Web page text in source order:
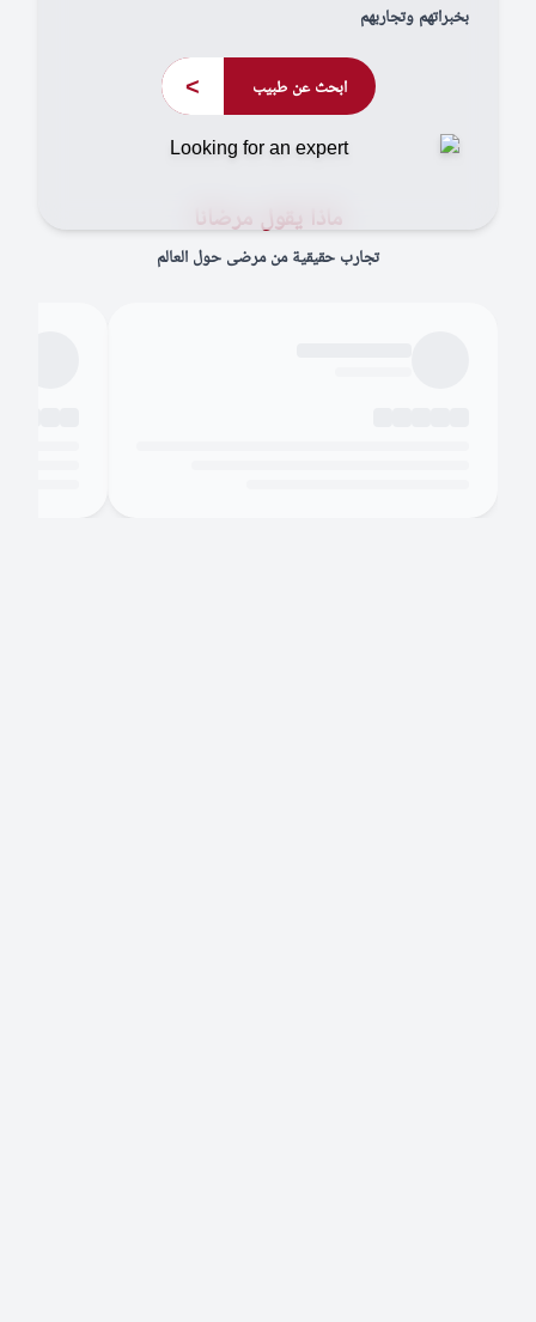
بخبراتهم وتجاربهم
ابحث عن طبيب >
ماذا يقول مرضانا
تجارب حقيقية من مرضى حول العالم